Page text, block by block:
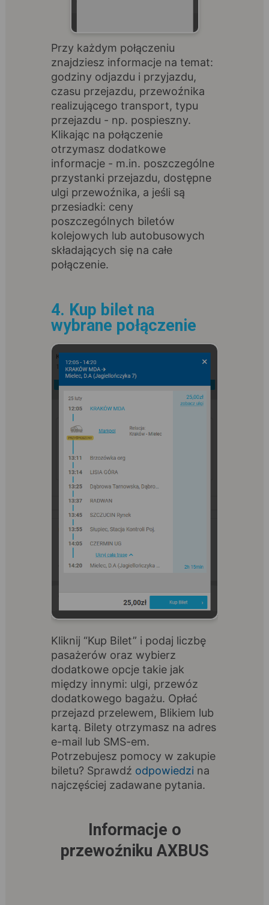
Przy każdym połączeniu
znajdziesz informacje na temat:
godziny odjazdu i przyjazdu,
czasu przejazdu, przewoźnika
realizującego transport, typu
przejazdu - np. pospieszny.
Klikając na połączenie
otrzymasz dodatkowe
informacje - m.in. poszczególne
przystanki przejazdu, dostępne
ulgi przewoźnika, a jeśli są
przesiadki: ceny
poszczególnych biletów
kolejowych lub autobusowych
składających się na całe
połączenie.
4. Kup bilet na
wybrane połączenie
Kliknij “Kup Bilet” i podaj liczbę
pasażerów oraz wybierz
dodatkowe opcje takie jak
między innymi: ulgi, przewóz
dodatkowego bagażu. Opłać
przejazd przelewem, Blikiem lub
kartą. Bilety otrzymasz na adres
e-mail lub SMS-em.
Potrzebujesz pomocy w zakupie
biletu? Sprawdź odpowiedzi na
najczęściej zadawane pytania.
Informacje o
przewoźniku AXBUS